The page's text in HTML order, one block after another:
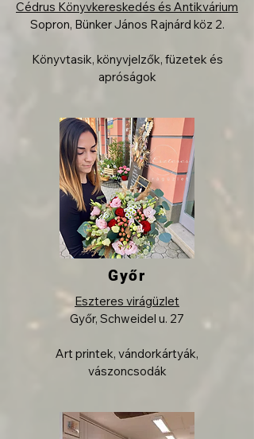
Cédrus Könyvkereskedés és Antikvárium
Sopron, Bünker János Rajnárd köz 2.
Könyvtasik, könyvjelzők, füzetek és
apróságok
Győr
Eszteres virágüzlet
Győr, Schweidel u. 27
Art printek, vándorkártyák,
vászoncsodák